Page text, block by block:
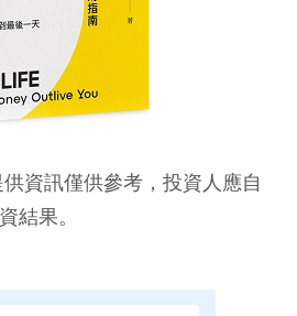
資訊僅供參考，投資人應自
結果。